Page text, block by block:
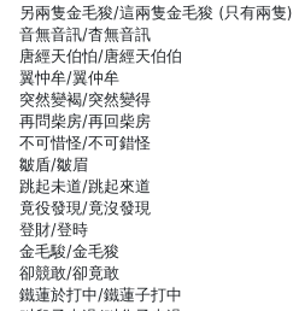
另兩隻金毛狻/這兩隻金毛狻 (只有兩隻)
音無音訊/杳無音訊
唐經天伯怕/唐經天伯伯
翼忡牟/翼仲牟
突然變褐/突然變得
再問柴房/再回柴房
不可惜怪/不可錯怪
皺盾/皺眉
跳起未道/跳起來道
竟役發現/竟沒發現
登財/登時
金毛駿/金毛狻
卻競敢/卻竟敢
鐵蓮於打中/鐵蓮子打中